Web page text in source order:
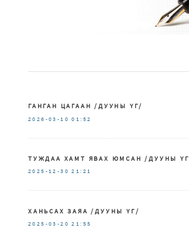
ГАНГАН ЦАГААН /ДУУНЫ ҮГ/
2026-03-10 01:52
ТУЖДАА ХАМТ ЯВАХ ЮМСАН /ДУУНЫ
2025-12-30 21:21
ХАНЬСАХ ЗАЯА /ДУУНЫ ҮГ/
2025-03-20 21:55